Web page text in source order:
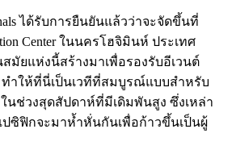
ได้รับการยืนยันแล้วว่าจะจัดขึ้นที่
Center ในนครโฮจิมินห์ ประเทศ
มัยแห่งนี้สร้างมาเพื่อรองรับอีเวนต์
ำให้ที่นี่เป็นเวทีที่สมบูรณ์แบบสำหรับ
นช่วงสุดสัปดาห์ที่มีเดิมพันสูง ซึ่งเหล่า
ซิฟิกจะมาห้ำหั่นกันเพื่อก้าวขึ้นเป็นผู้